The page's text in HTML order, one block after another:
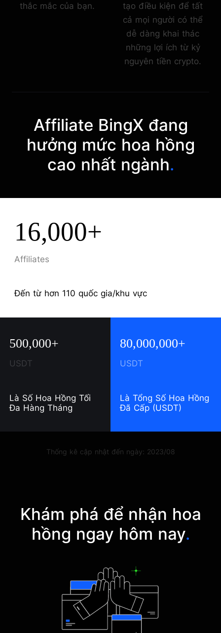
thắc mắc của bạn.
tạo điều kiện để tất
cả mọi người có thể
dễ dàng khai thác
những lợi ích từ kỷ
nguyên tiền crypto.
Affiliate BingX đang
hưởng mức hoa hồng
cao nhất ngành.
16,000+
Affiliates
Đến từ hơn 110 quốc gia/khu vực
500,000+
USDT
Là Số Hoa Hồng Tối
Đa Hàng Tháng
80,000,000+
USDT
Là Tổng Số Hoa Hồng
Đã Cấp (USDT)
Thống kê cập nhật đến ngày: 2023/08
Khám phá để nhận hoa
hồng ngay hôm nay.